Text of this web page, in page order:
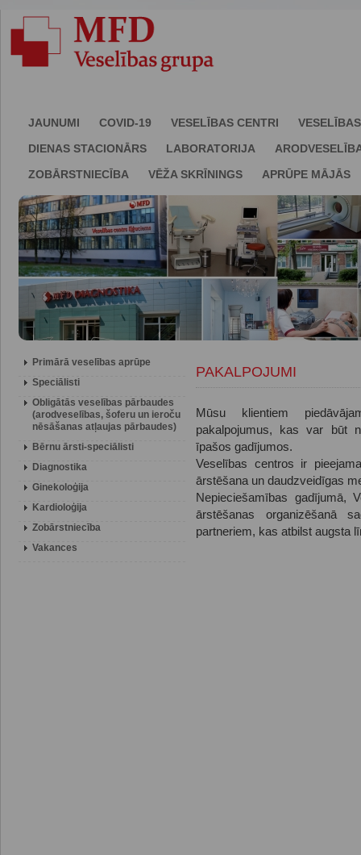
JAUNUMI COVID-19 VESELĪBAS CENTRI
DIENAS STACIONĀRS
LABORATORIJA
ZOBĀRSTNIECĪBA
VĒŽA SKRĪNINGS APRŪPE MĀJĀS
Primārā veselības aprūpe
Speciālisti
Obligātās veselības pārbaudes
(arodveselības, šoferu un ieroču
nēsāšanas atļaujas pārbaudes)
Bērnu ārsti-speciālisti
Diagnostika
Ginekoloģija
Kardioloģija
Zobārstniecība
Vakances
PAKALPOJUMI
Mūsu klientiem
pakalpojumus, kas var būt
īpašos gadījumos.
Veselības centros ir
ārstēšana un daudzveidīgas
Nepieciešamības gadījumā,
ārstēšanas organizēšanā
partneriem, kas atbilst augsta